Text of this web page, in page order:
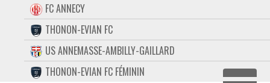
FORUM
CONTACT
FACEBOOK
FC ANNECY
THONON-EVIAN FC
US ANNEMASSE-AMBILLY-GAILLARD
THONON-EVIAN FC FÉMININ